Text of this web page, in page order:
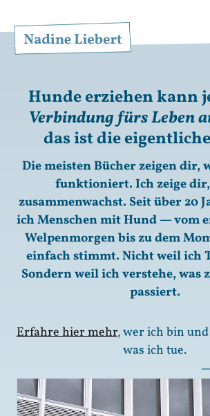
Inhalt
springen
Hunde erziehen kann
Verbindung fürs Leben
das ist die
Die meisten Bücher zeigen dir,
funktioniert. Ich zeige
zusammenwachst. Seit über 20
ich Menschen mit Hund — vom
Welpenmorgen bis zu dem
einfach stimmt. Nicht weil ich
Sondern weil ich verstehe, was
passiert.
Erfahre hier mehr, wer ich bin
was ich tue.